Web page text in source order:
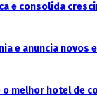
e consolida
e anuncia
melhor hotel de